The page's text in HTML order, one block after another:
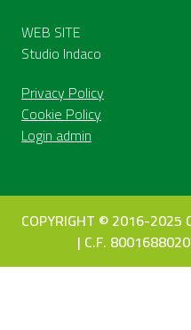
WEB SITE
Studio Indaco
Privacy Policy
Cookie Policy
Login admin
COPYRIGHT © 2016-2025
| C.F.